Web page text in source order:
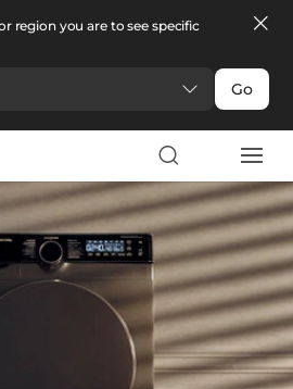
region you are to see specific
Go
Ρούχων